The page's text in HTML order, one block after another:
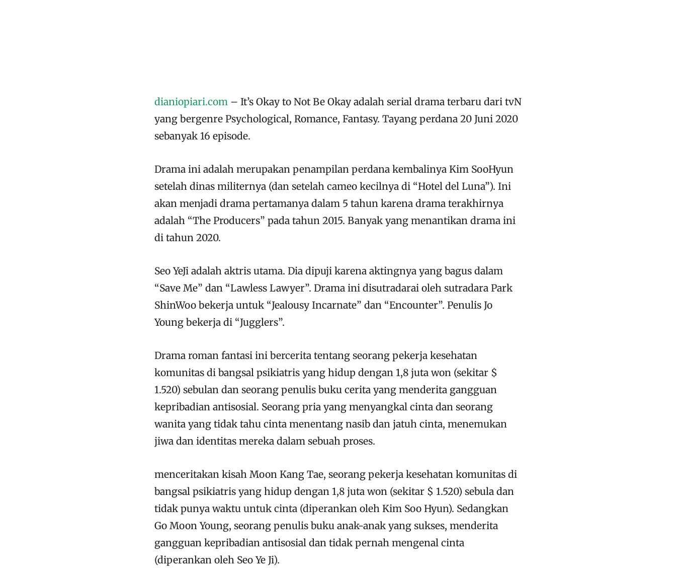
dianiopiari.com – It’s Okay to Not Be Okay adalah serial drama terbaru dari tvN
yang bergenre Psychological, Romance, Fantasy. Tayang perdana 20 Juni 2020
sebanyak 16 episode.
Drama ini adalah merupakan penampilan perdana kembalinya Kim SooHyun
setelah dinas militernya (dan setelah cameo kecilnya di “Hotel del Luna”). Ini
akan menjadi drama pertamanya dalam 5 tahun karena drama terakhirnya
adalah “The Producers” pada tahun 2015. Banyak yang menantikan drama ini
di tahun 2020.
Seo YeJi adalah aktris utama. Dia dipuji karena aktingnya yang bagus dalam
“Save Me” dan “Lawless Lawyer”. Drama ini disutradarai oleh sutradara Park
ShinWoo bekerja untuk “Jealousy Incarnate” dan “Encounter”. Penulis Jo
Young bekerja di “Jugglers”.
Drama roman fantasi ini bercerita tentang seorang pekerja kesehatan
komunitas di bangsal psikiatris yang hidup dengan 1,8 juta won (sekitar $
1.520) sebulan dan seorang penulis buku cerita yang menderita gangguan
kepribadian antisosial. Seorang pria yang menyangkal cinta dan seorang
wanita yang tidak tahu cinta menentang nasib dan jatuh cinta, menemukan
jiwa dan identitas mereka dalam sebuah proses.
menceritakan kisah Moon Kang Tae, seorang pekerja kesehatan komunitas di
bangsal psikiatris yang hidup dengan 1,8 juta won (sekitar $ 1.520) sebula dan
tidak punya waktu untuk cinta (diperankan oleh Kim Soo Hyun). Sedangkan
Go Moon Young, seorang penulis buku anak-anak yang sukses, menderita
gangguan kepribadian antisosial dan tidak pernah mengenal cinta
(diperankan oleh Seo Ye Ji).